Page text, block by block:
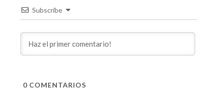
Subscribe
0COMENTARIOS